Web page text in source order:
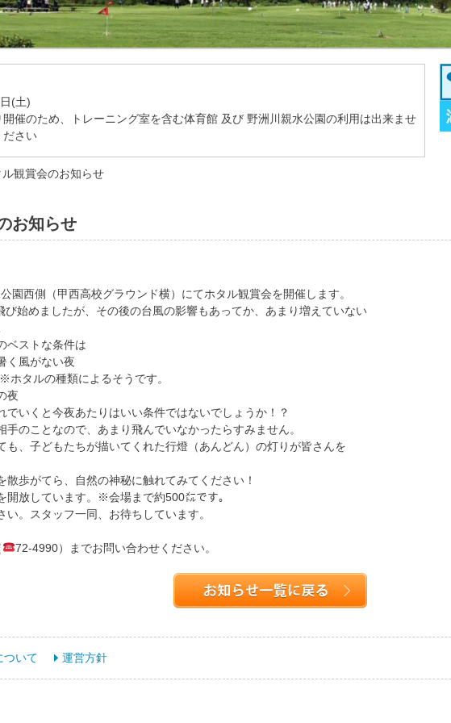
日(土)
催のため、トレーニング室を含む体育館 及び 野洲川親水公園の利用は出来ませ
ださい
ル観賞会のお知らせ
お知らせ
園西側（甲西高校グラウンド横）にてホタル観賞会を開催します。
び始めましたが、その後の台風の影響もあってか、あまり増えていない
ベストな条件は
く風がない夜
タルの種類によるそうです。
夜
でいくと今夜あたりはいい条件ではないでしょうか！？
手のことなので、あまり飛んでいなかったらすみません。
も、子どもたちが描いてくれた行燈（あんどん）の灯りが皆さんを
散歩がてら、自然の神秘に触れてみてください！
開放しています。※会場まで約500㍍です。
。スタッフ一同、お待ちしています。
72-4990）までお問い合わせください。
ついて 運営方針